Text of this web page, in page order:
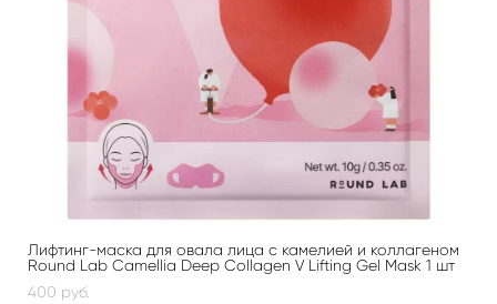
Лифтинг-маска для овала лица с камелией и коллагеном
Round Lab Camellia Deep Collagen V Lifting Gel Mask 1 шт
400 pуб.